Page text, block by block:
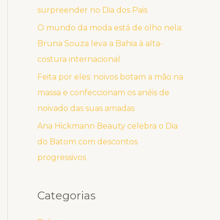
surpreender no Dia dos Pais
O mundo da moda está de olho nela:
Bruna Souza leva a Bahia à alta-
costura internacional
Feita por eles: noivos botam a mão na
massa e confeccionam os anéis de
noivado das suas amadas
Ana Hickmann Beauty celebra o Dia
do Batom com descontos
progressivos
Categorias